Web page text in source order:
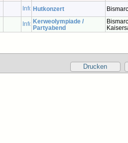
Hutkonzert
Kerweolympiade /
Partyabend
Drucken